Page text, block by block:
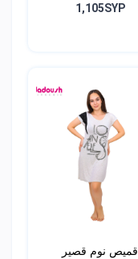
1,105SYP
قميص نوم قصير